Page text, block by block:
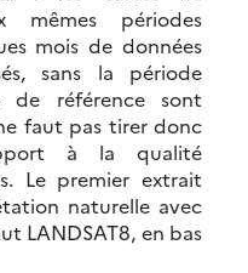
mêmes périodes
mois de données
sans la période
de référence sont
faut pas tirer donc
à la qualité
Le premier extrait
naturelle avec
LANDSAT8, en bas